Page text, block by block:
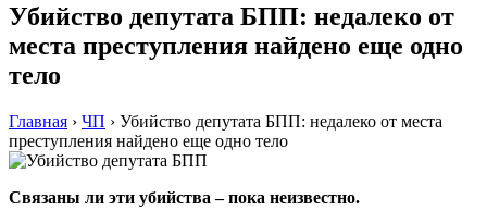
Убийство депутата БПП: недалеко от
места преступления найдено еще одно
тело
Главная › ЧП › Убийство депутата БПП: недалеко от места
преступления найдено еще одно тело
Связаны ли эти убийства – пока неизвестно.